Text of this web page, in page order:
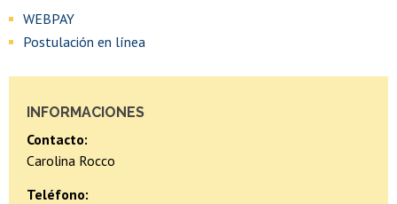
WEBPAY
Postulación en línea
INFORMACIONES
Contacto:
Carolina Rocco
Teléfono: